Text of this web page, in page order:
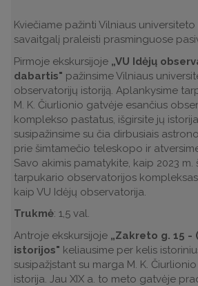
Kviečiame pažinti Vilniaus universiteto
savaitgalį praleisti prasminguose
Pirmoje ekskursijoje „VU Idėjų
dabartis" pažinsime Vilniaus
observatorijų istoriją. Aplankysime
M. K. Čiurlionio gatvėje esančius
komplekso pastatus, išgirsite jų
susipažinsime su čia dirbusiais
prie šimtamečio teleskopo ir
Savo akimis pamatykite, kaip 2023 m.
tarpukario observatorijos
kaip VU Idėjų observatorija.
Trukmė: 1,5 val.
Antroje ekskursijoje „Zakreto g. 15 -
istorijos" keliausime per kelis
susipažįstant su marga M. K.
istorija. Jau XIX a. to meto gatvėje